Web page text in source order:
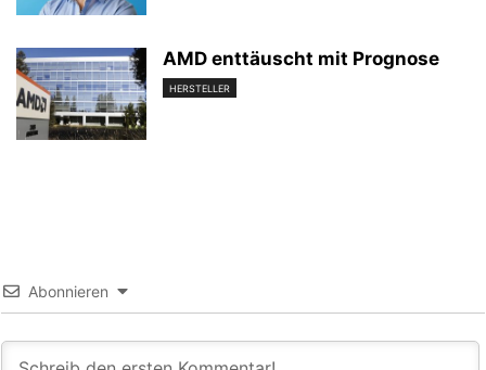
AMD enttäuscht mit Prognose
HERSTELLER
Abonnieren